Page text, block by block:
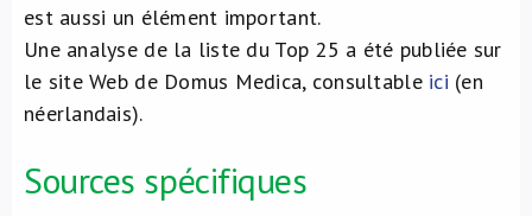
est aussi un élément important.
Une analyse de la liste du Top 25 a été publiée sur
le site Web de Domus Medica, consultable ici (en
néerlandais).
Sources spécifiques